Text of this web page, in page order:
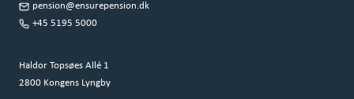
pension@ensurepension.dk
+45 5195 5000
Haldor Topsøes Allé 1
2800 Kongens Lyngby